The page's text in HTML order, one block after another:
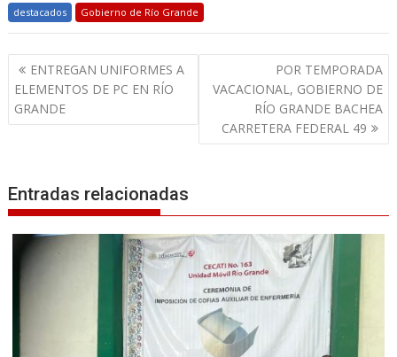
destacados Gobierno de Río Grande
Navegación
de
entradas
ENTREGAN UNIFORMES A
ELEMENTOS DE PC EN RÍO
GRANDE
POR TEMPORADA
VACACIONAL, GOBIERNO DE
RÍO GRANDE BACHEA
CARRETERA FEDERAL 49
Entradas relacionadas